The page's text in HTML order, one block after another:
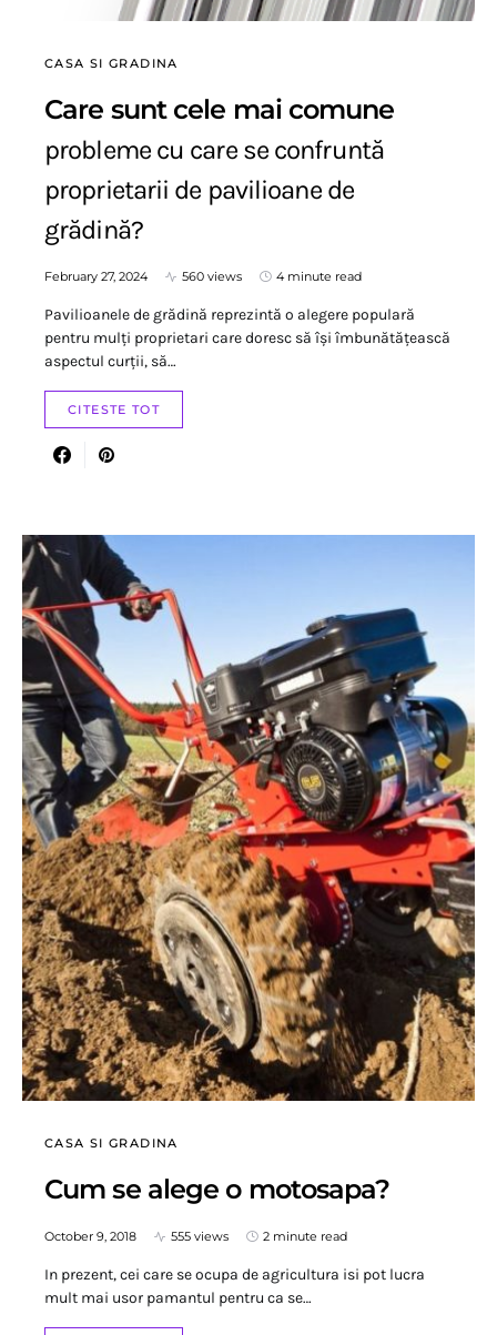
CASA SI GRADINA
Care sunt cele mai comune
probleme cu care se confruntă
proprietarii de pavilioane de
grădină?
February 27, 2024 560 views 4 minute read
Pavilioanele de grădină reprezintă o alegere populară
pentru mulți proprietari care doresc să își îmbunătățească
aspectul curții, să…
CITESTE TOT
CASA SI GRADINA
Cum se alege o motosapa?
October 9, 2018 555 views 2 minute read
In prezent, cei care se ocupa de agricultura isi pot lucra
mult mai usor pamantul pentru ca se…